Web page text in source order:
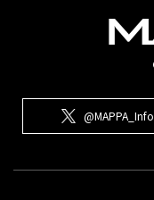
@MAPPA_Info